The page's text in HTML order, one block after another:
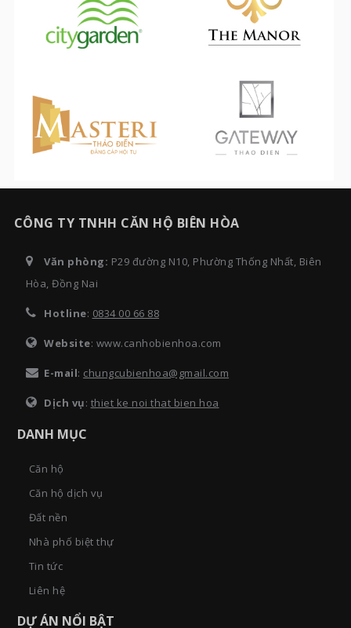
CÔNG TY TNHH CĂN HỘ BIÊN HÒA
Văn phòng: P29 đường N10, Phường Thống Nhất, Biên
Hòa, Đồng Nai
Hotline: 0834 00 66 88
Website: www.canhobienhoa.com
E-mail: chungcubienhoa@gmail.com
Dịch vụ: thiet ke noi that bien hoa
DANH MỤC
Căn hộ
Căn hộ dịch vụ
Đất nền
Nhà phố biệt thự
Tin tức
Liên hệ
DỰ ÁN NỔI BẬT